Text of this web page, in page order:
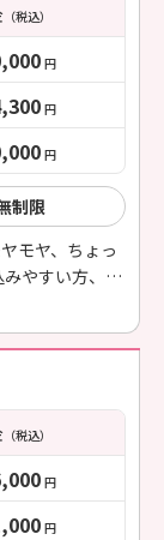
（税込）
円
円
円
制限
モヤ、ちょっ
やすい方、客
におすすめで
（税込）
円
円